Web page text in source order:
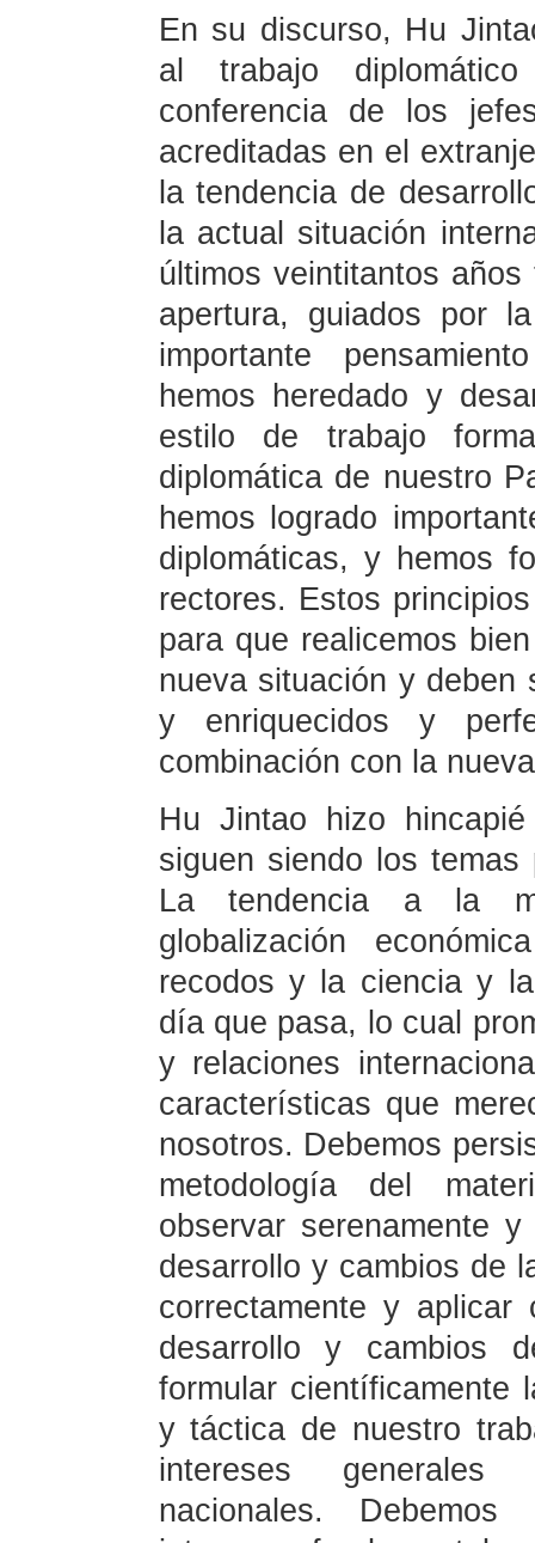
En su discurso, Hu
al trabajo
conferencia de los
acreditadas en el
la tendencia de
la actual situación
últimos veintitantos
apertura, guiados por
importante
hemos heredado y
estilo de trabajo
diplomática de nuestro
hemos logrado
diplomáticas, y hemos
rectores. Estos
para que realicemos
nueva situación y deben
y enriquecidos y
combinación con la
Hu Jintao hizo
siguen siendo los
La tendencia a la
globalización
recodos y la ciencia y
día que pasa, lo cual
y relaciones
características que
nosotros. Debemos
metodología del
observar serenamente
desarrollo y cambios de
correctamente y aplicar
desarrollo y cambios
formular científicamente
y táctica de nuestro
intereses generales
nacionales. Debemos